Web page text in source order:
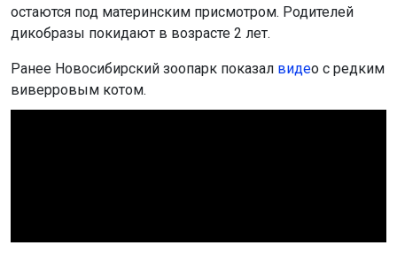
остаются под материнским присмотром. Родителей
дикобразы покидают в возрасте 2 лет.
Ранее Новосибирский зоопарк показал видео с редким
виверровым котом.